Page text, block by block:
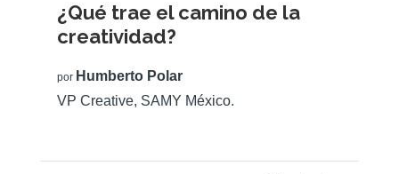
¿Qué trae el camino de la
creatividad?
por Humberto Polar
VP Creative, SAMY México.